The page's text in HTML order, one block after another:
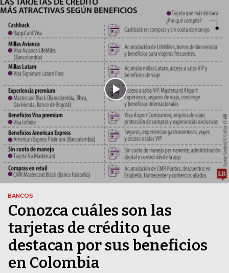
BANCOS
Conozca cuáles son las
tarjetas de crédito que
destacan por sus beneficios
en Colombia